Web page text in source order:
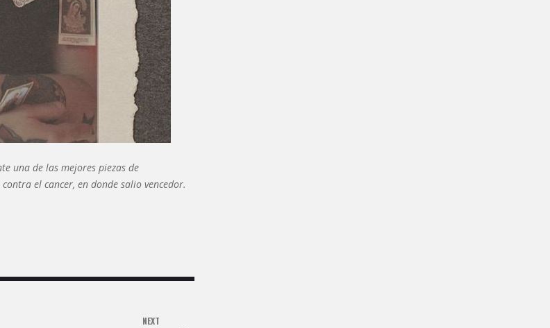
una de las mejores piezas de
el cancer, en donde salio vencedor.
NEXT